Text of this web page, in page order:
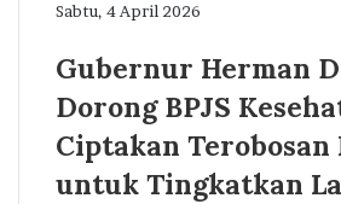
Sabtu, 4 April 2026
Gubernur Herman
Dorong BPJS
Ciptakan
untuk Tingkatkan